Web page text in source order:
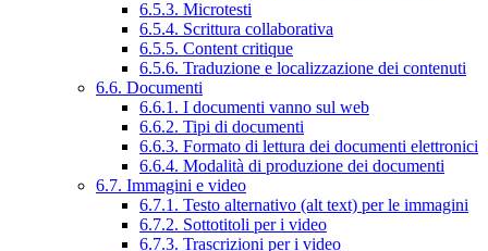
6.5.3. Microtesti
6.5.4. Scrittura collaborativa
6.5.5. Content critique
6.5.6. Traduzione e localizzazione dei contenuti
6.6. Documenti
6.6.1. I documenti vanno sul web
6.6.2. Tipi di documenti
6.6.3. Formato di lettura dei documenti elettronici
6.6.4. Modalità di produzione dei documenti
6.7. Immagini e video
6.7.1. Testo alternativo (alt text) per le immagini
6.7.2. Sottotitoli per i video
6.7.3. Trascrizioni per i video